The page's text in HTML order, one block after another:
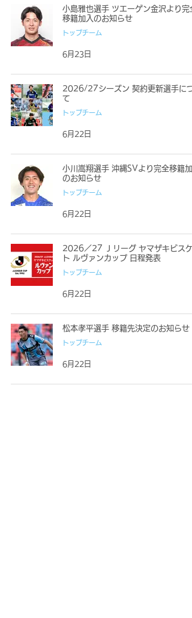
小島雅也選手 ツエーゲン金沢より完
移籍加入のお知らせ
トップチーム
6月23日
2026/27シーズン 契約更新選手につ
て
トップチーム
6月22日
小川嵩翔選手 沖縄SVより完全移籍加
のお知らせ
トップチーム
6月22日
2026／27 Ｊリーグ ヤマザキビスケ
ト ルヴァンカップ 日程発表
トップチーム
6月22日
松本孝平選手 移籍先決定のお知らせ
トップチーム
6月22日